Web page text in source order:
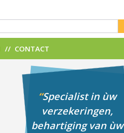
CONTACT
“Specialist in ùw
verzekeringen,
behartiging van ùw